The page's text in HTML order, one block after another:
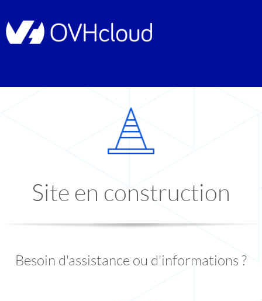
Site en construction
Besoin d'assistance ou d'informations ?